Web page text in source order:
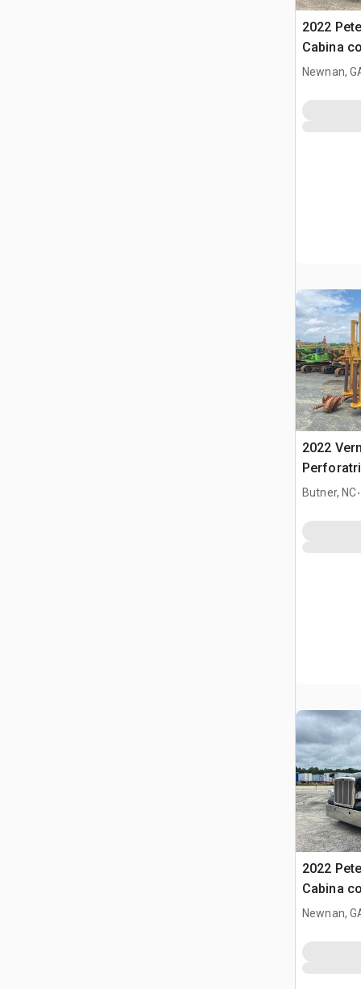
2022
Cabina
trattore
Newnan,
2022
Butner, NC.
2022
Cabina
trattore
Newnan,